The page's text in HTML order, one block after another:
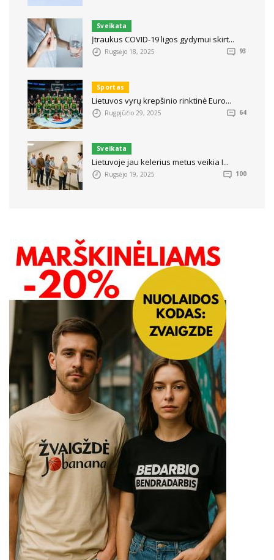
Sveikata
Įtraukus COVID-19 ligos gydymui skirt...
Rugsėjo 18, 2025 93
Sportas
Lietuvos vyrų krepšinio rinktinė Euro...
Rugpjūčio 29, 2025 64
Sveikata
Lietuvoje jau kelerius metus veikia I...
Rugsėjo 19, 2025 100